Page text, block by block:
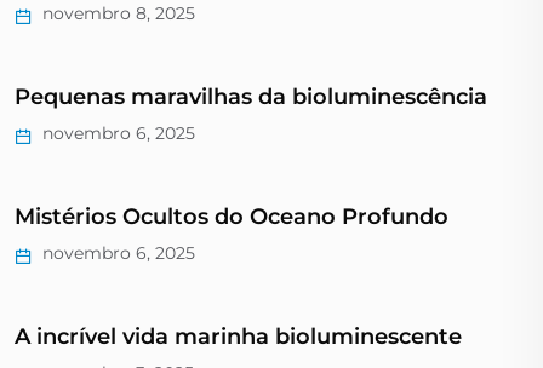
novembro 8, 2025
Pequenas maravilhas da bioluminescência
novembro 6, 2025
Mistérios Ocultos do Oceano Profundo
novembro 6, 2025
A incrível vida marinha bioluminescente